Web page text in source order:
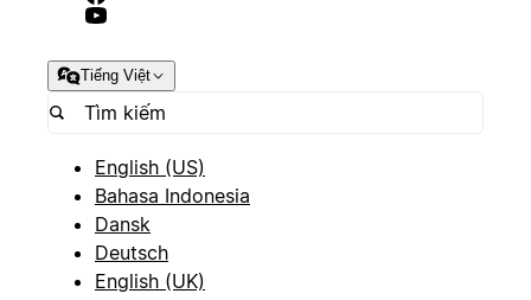
Tiếng Việt
English (US)
Bahasa Indonesia
Dansk
Deutsch
English (UK)